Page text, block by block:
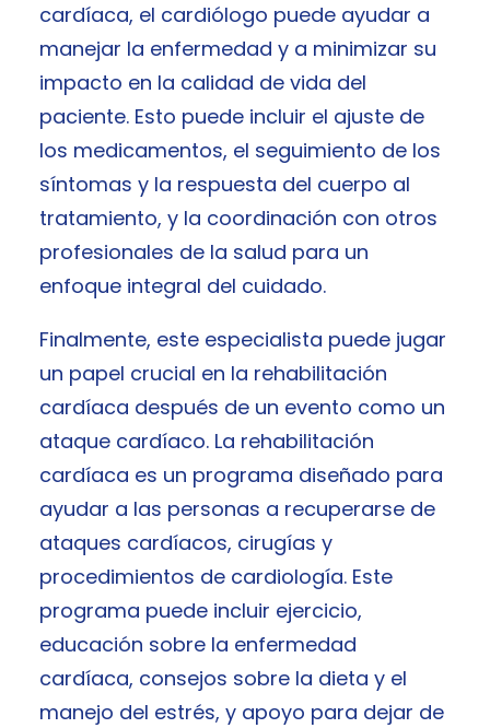
cardíaca, el cardiólogo puede ayudar a
manejar la enfermedad y a minimizar su
impacto en la calidad de vida del
paciente. Esto puede incluir el ajuste de
los medicamentos, el seguimiento de los
síntomas y la respuesta del cuerpo al
tratamiento, y la coordinación con otros
profesionales de la salud para un
enfoque integral del cuidado.
Finalmente, este especialista puede jugar
un papel crucial en la rehabilitación
cardíaca después de un evento como un
ataque cardíaco. La rehabilitación
cardíaca es un programa diseñado para
ayudar a las personas a recuperarse de
ataques cardíacos, cirugías y
procedimientos de cardiología. Este
programa puede incluir ejercicio,
educación sobre la enfermedad
cardíaca, consejos sobre la dieta y el
manejo del estrés, y apoyo para dejar de